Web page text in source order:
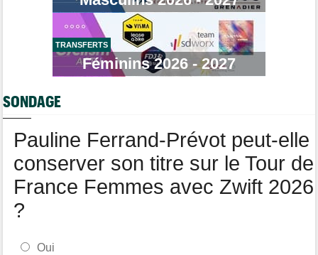
Cyclism’Actu recrute des rédacteurs… si ça vous intéresse,
c'est ici !
Tour de Burgos
Oscar Onley : "Je n'avais pas connu le début de saison idéal…"
Paul Magnier seulement 14e de la 3e étape... puis déclassé
Julius Johansen remporte le prologue, doublé UAE Team
Emirates
TRANSFERTS
Féminins 2026 - 2027
SONDAGE
Pauline Ferrand-Prévot peut-elle
conserver son titre sur le Tour de
France Femmes avec Zwift 2026
?
Oui